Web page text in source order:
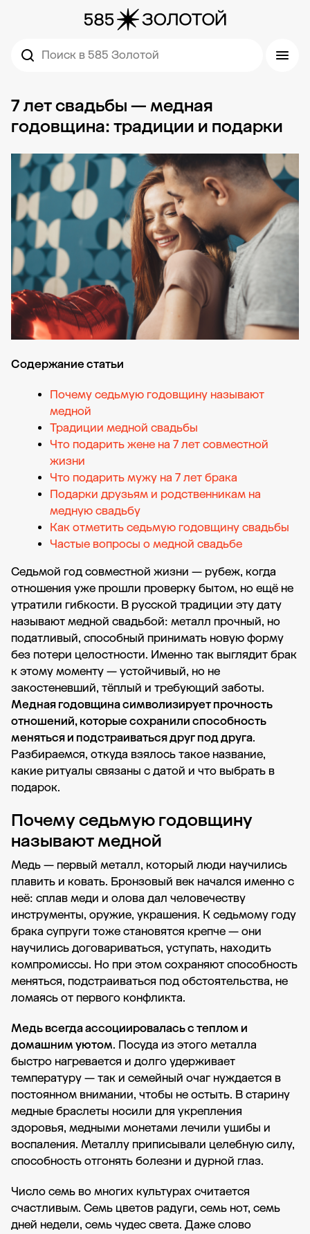
Поиск в 585 Золотой
7 лет свадьбы — медная
годовщина: традиции и подарки
Содержание статьи
Почему седьмую годовщину называют
медной
Традиции медной свадьбы
Что подарить жене на 7 лет совместной
жизни
Что подарить мужу на 7 лет брака
Подарки друзьям и родственникам на
медную свадьбу
Как отметить седьмую годовщину свадьбы
Частые вопросы о медной свадьбе
Седьмой год совместной жизни — рубеж, когда
отношения уже прошли проверку бытом, но ещё не
утратили гибкости. В русской традиции эту дату
называют медной свадьбой: металл прочный, но
податливый, способный принимать новую форму
без потери целостности. Именно так выглядит брак
к этому моменту — устойчивый, но не
закостеневший, тёплый и требующий заботы.
Медная годовщина символизирует прочность
отношений, которые сохранили способность
меняться и подстраиваться друг под друга.
Разбираемся, откуда взялось такое название,
какие ритуалы связаны с датой и что выбрать в
подарок.
Почему седьмую годовщину
называют медной
Медь — первый металл, который люди научились
плавить и ковать. Бронзовый век начался именно с
неё: сплав меди и олова дал человечеству
инструменты, оружие, украшения. К седьмому году
брака супруги тоже становятся крепче — они
научились договариваться, уступать, находить
компромиссы. Но при этом сохраняют способность
меняться, подстраиваться под обстоятельства, не
ломаясь от первого конфликта.
Медь всегда ассоциировалась с теплом и
домашним уютом. Посуда из этого металла
быстро нагревается и долго удерживает
температуру — так и семейный очаг нуждается в
постоянном внимании, чтобы не остыть. В старину
медные браслеты носили для укрепления
здоровья, медными монетами лечили ушибы и
воспаления. Металлу приписывали целебную силу,
способность отгонять болезни и дурной глаз.
Число семь во многих культурах считается
счастливым. Семь цветов радуги, семь нот, семь
дней недели, семь чудес света. Даже слово